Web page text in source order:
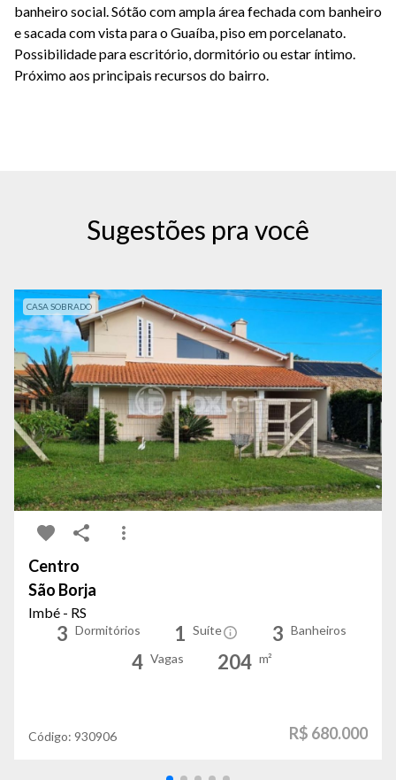
banheiro social. Sótão com ampla área fechada com banheiro
e sacada com vista para o Guaíba, piso em porcelanato.
Possibilidade para escritório, dormitório ou estar íntimo.
Próximo aos principais recursos do bairro.
Sugestões pra você
CASA SOBRADO
Centro
São Borja
Imbé - RS
3 Dormitórios 1 Suíte 3 Banheiros
4 Vagas 204 m²
Código: 930906 R$ 680.000